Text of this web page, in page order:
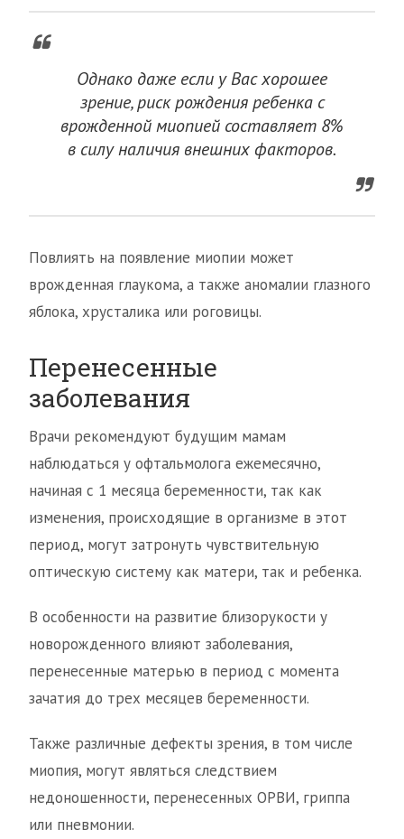
Однако даже если у Вас хорошее
зрение, риск рождения ребенка с
врожденной миопией составляет 8%
в силу наличия внешних факторов.
Повлиять на появление миопии может
врожденная глаукома, а также аномалии глазного
яблока, хрусталика или роговицы.
Перенесенные
заболевания
Врачи рекомендуют будущим мамам
наблюдаться у офтальмолога ежемесячно,
начиная с 1 месяца беременности, так как
изменения, происходящие в организме в этот
период, могут затронуть чувствительную
оптическую систему как матери, так и ребенка.
В особенности на развитие близорукости у
новорожденного влияют заболевания,
перенесенные матерью в период с момента
зачатия до трех месяцев беременности.
Также различные дефекты зрения, в том числе
миопия, могут являться следствием
недоношенности, перенесенных ОРВИ, гриппа
или пневмонии.